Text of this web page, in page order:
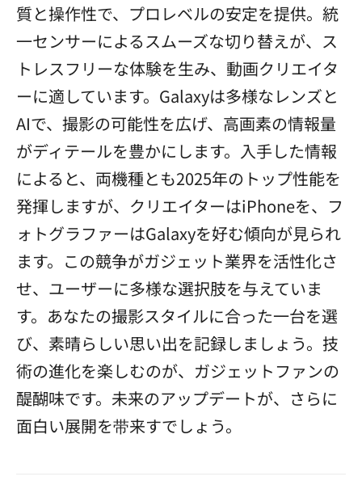
質と操作性で、プロレベルの安定を提供。統
一センサーによるスムーズな切り替えが、ス
トレスフリーな体験を生み、動画クリエイタ
ーに適しています。Galaxyは多様なレンズと
AIで、撮影の可能性を広げ、高画素の情報量
がディテールを豊かにします。入手した情報
によると、両機種とも2025年のトップ性能を
発揮しますが、クリエイターはiPhoneを、フ
ォトグラファーはGalaxyを好む傾向が見られ
ます。この競争がガジェット業界を活性化さ
せ、ユーザーに多様な選択肢を与えていま
す。あなたの撮影スタイルに合った一台を選
び、素晴らしい思い出を記録しましょう。技
術の進化を楽しむのが、ガジェットファンの
醍醐味です。未来のアップデートが、さらに
面白い展開を带来すでしょう。